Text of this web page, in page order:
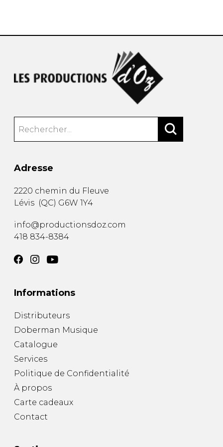
Adresse
2220 chemin du Fleuve
Lévis (QC) G6W 1Y4
info@productionsdoz.com
418 834-8384
Informations
Distributeurs
Doberman Musique
Catalogue
Services
Politique de Confidentialité
À propos
Carte cadeaux
Contact